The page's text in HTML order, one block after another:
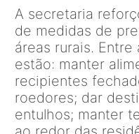
A secretaria
de medidas de
áreas rurais.
estão: manter
recipientes
roedores; dar
entulhos; manter